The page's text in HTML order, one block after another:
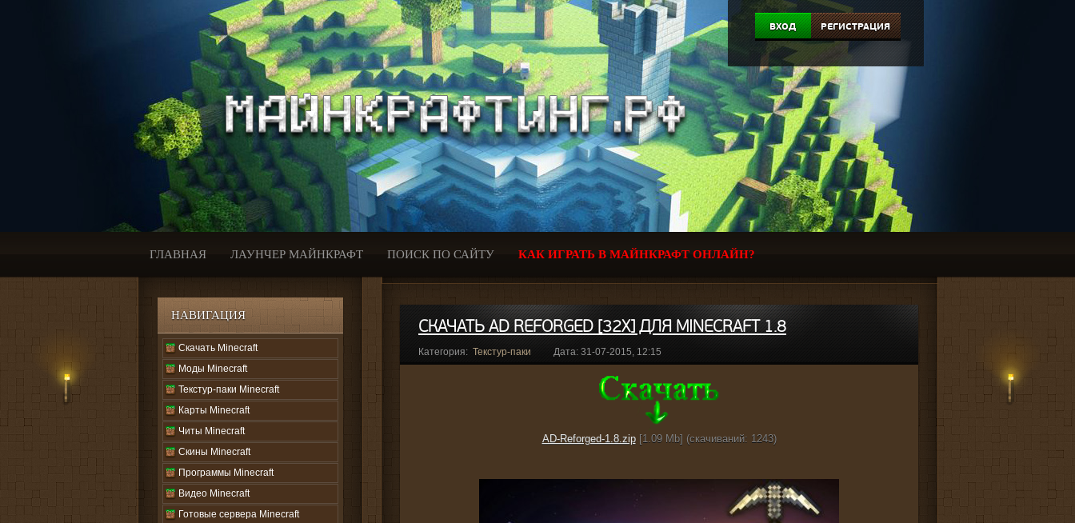
ВХОД РЕГИСТРАЦИЯ
ГЛАВНАЯ ЛАУНЧЕР МАЙНКРАФТ ПОИСК ПО САЙТУ КАК ИГРАТЬ В МАЙНКРАФТ ОНЛАЙН?
НАВИГАЦИЯ
Скачать Minecraft
Моды Minecraft
Текстур-паки Minecraft
Карты Minecraft
Читы Minecraft
Скины Minecraft
Программы Minecraft
Видео Minecraft
Готовые сервера Minecraft
СКАЧАТЬ AD REFORGED [32X] ДЛЯ MINECRAFT 1.8
Категория: Текстур-паки Дата: 31-07-2015, 12:15
AD-Reforged-1.8.zip[1.09 Mb] (cкачиваний: 1243)